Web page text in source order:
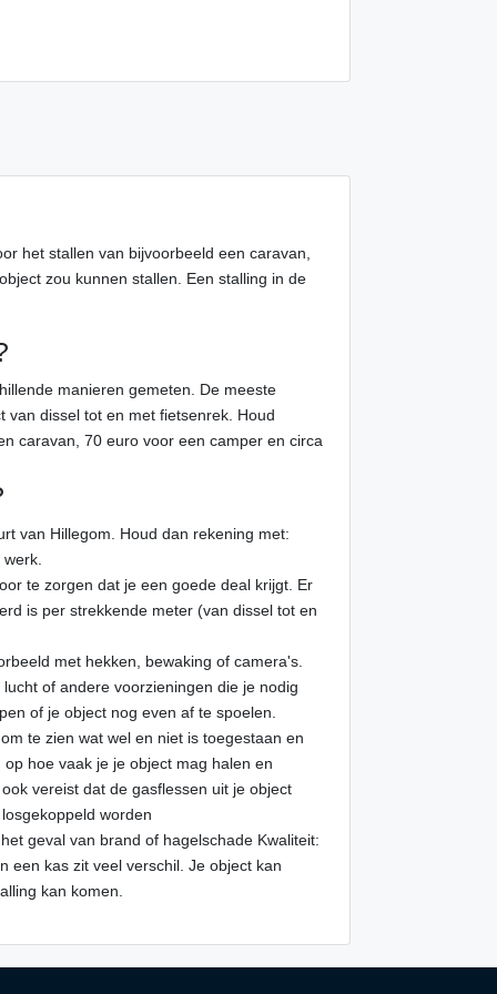
het stallen van bijvoorbeeld een caravan,
zou kunnen stallen. Een stalling in de
manieren gemeten. De meeste
dissel tot en met fietsenrek. Houd
caravan, 70 euro voor een camper en circa
van Hillegom. Houd dan rekening met:
te zorgen dat je een goede deal krijgt. Er
is per strekkende meter (van dissel tot en
met hekken, bewaking of camera's.
of andere voorzieningen die je nodig
of je object nog even af te spoelen.
te zien wat wel en niet is toegestaan en
hoe vaak je je object mag halen en
vereist dat de gasflessen uit je object
worden
geval van brand of hagelschade Kwaliteit:
een kas zit veel verschil. Je object kan
kan komen.